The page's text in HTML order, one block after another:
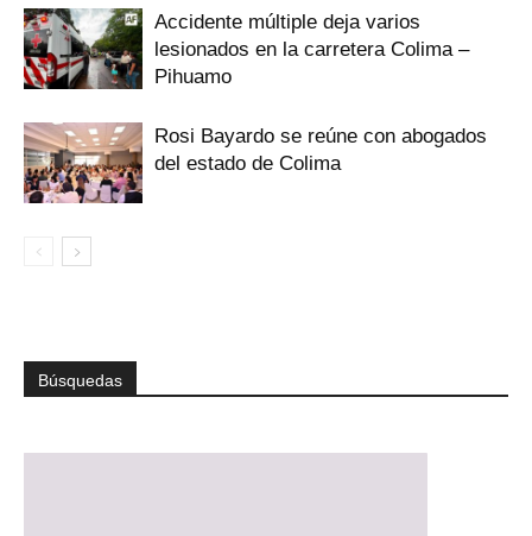
Accidente múltiple deja varios
lesionados en la carretera Colima –
Pihuamo
Rosi Bayardo se reúne con abogados
del estado de Colima
Búsquedas